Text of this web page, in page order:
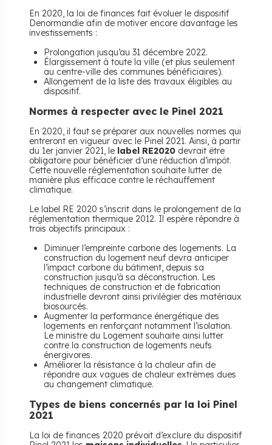
En 2020, la loi de finances fait évoluer le dispositif
Denormandie afin de motiver encore davantage les
investissements :
Prolongation jusqu’au 31 décembre 2022.
Élargissement à toute la ville (et plus seulement
au centre-ville des communes bénéficiaires).
Allongement de la liste des travaux éligibles au
dispositif.
Normes à respecter avec le Pinel 2021
En 2020, il faut se préparer aux nouvelles normes qui
entreront en vigueur avec le Pinel 2021. Ainsi, à partir
du 1er janvier 2021, le label RE2020 devrait être
obligatoire pour bénéficier d’une réduction d’impôt.
Cette nouvelle réglementation souhaite lutter de
manière plus efficace contre le réchauffement
climatique.
Le label RE 2020 s’inscrit dans le prolongement de la
réglementation thermique 2012. Il espère répondre à
trois objectifs principaux :
Diminuer l’empreinte carbone des logements. La
construction du logement neuf devra anticiper
l’impact carbone du bâtiment, depuis sa
construction jusqu’à sa déconstruction. Les
techniques de construction et de fabrication
industrielle devront ainsi privilégier des matériaux
biosourcés.
Augmenter la performance énergétique des
logements en renforçant notamment l’isolation.
Le ministre du Logement souhaite ainsi lutter
contre la construction de logements neufs
énergivores.
Améliorer la résistance à la chaleur afin de
répondre aux vagues de chaleur extrêmes dues
au changement climatique.
Types de biens concernés par la loi Pinel
2021
La loi de finances 2020 prévoit d’exclure du dispositif